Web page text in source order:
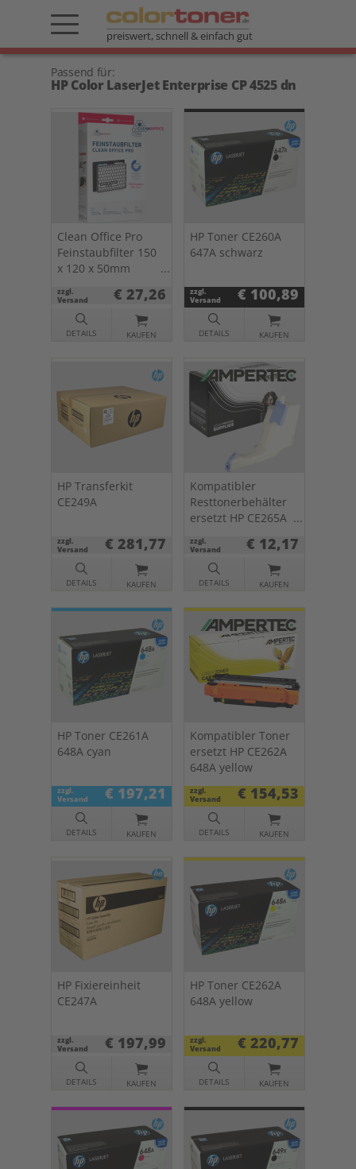
preiswert, schnell & einfach gut
Passend für:
HP Color LaserJet Enterprise CP 4525 dn
Clean Office Pro
Feinstaubfilter 150
x 120 x 50mm
Drucker u. Kopierer
zzgl.
Versand
€ 27,26
DETAILS KAUFEN
HP Toner CE260A
647A schwarz
zzgl.
Versand
€ 100,89
DETAILS KAUFEN
HP Transferkit
CE249A
zzgl.
Versand
€ 281,77
DETAILS KAUFEN
Kompatibler
Resttonerbehälter
ersetzt HP CE265A
zzgl.
Versand
€ 12,17
DETAILS KAUFEN
HP Toner CE261A
648A cyan
zzgl.
Versand
€ 197,21
DETAILS KAUFEN
Kompatibler Toner
ersetzt HP CE262A
648A yellow
zzgl.
Versand
€ 154,53
DETAILS KAUFEN
HP Fixiereinheit
CE247A
zzgl.
Versand
€ 197,99
DETAILS KAUFEN
HP Toner CE262A
648A yellow
zzgl.
Versand
€ 220,77
DETAILS KAUFEN